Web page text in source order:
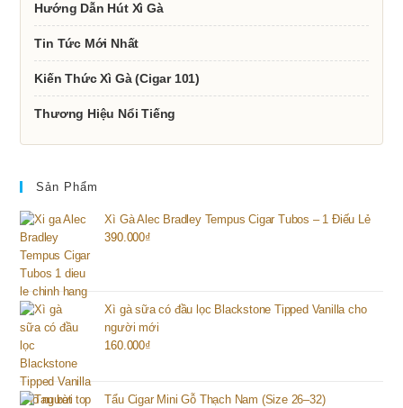
Hướng Dẫn Hút Xì Gà
Tin Tức Mới Nhất
Kiến Thức Xì Gà (Cigar 101)
Thương Hiệu Nổi Tiếng
Sản Phẩm
Xì Gà Alec Bradley Tempus Cigar Tubos – 1 Điếu Lẻ
390.000₫
Xì gà sữa có đầu lọc Blackstone Tipped Vanilla cho
người mới
160.000₫
Tẩu Cigar Mini Gỗ Thạch Nam (Size 26–32)